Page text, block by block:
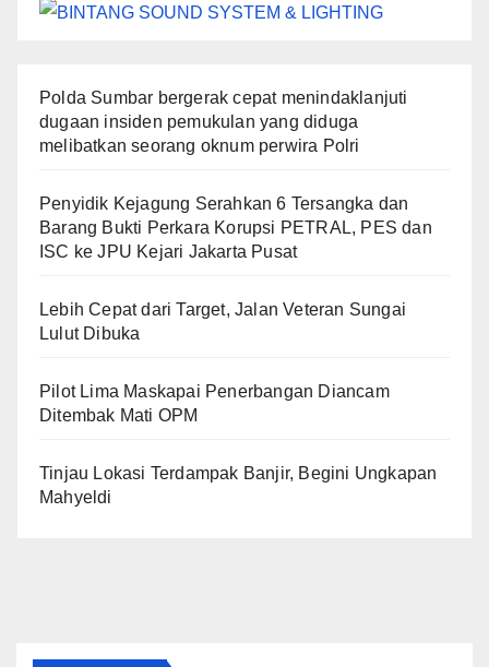
Polda Sumbar bergerak cepat menindaklanjuti
dugaan insiden pemukulan yang diduga
melibatkan seorang oknum perwira Polri
Penyidik Kejagung Serahkan 6 Tersangka dan
Barang Bukti Perkara Korupsi PETRAL, PES dan
ISC ke JPU Kejari Jakarta Pusat
Lebih Cepat dari Target, Jalan Veteran Sungai
Lulut Dibuka
Pilot Lima Maskapai Penerbangan Diancam
Ditembak Mati OPM
Tinjau Lokasi Terdampak Banjir, Begini Ungkapan
Mahyeldi